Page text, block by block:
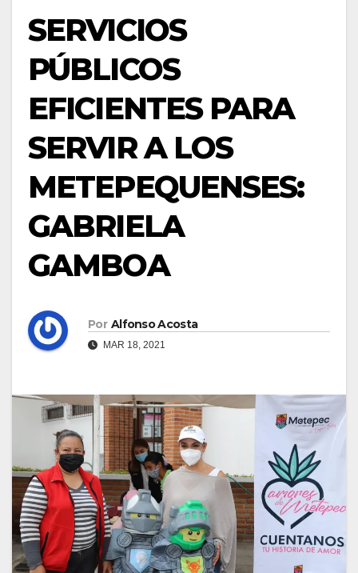
SERVICIOS
PÚBLICOS
EFICIENTES PARA
SERVIR A LOS
METEPEQUENSES:
GABRIELA
GAMBOA
Por Alfonso Acosta
MAR 18, 2021